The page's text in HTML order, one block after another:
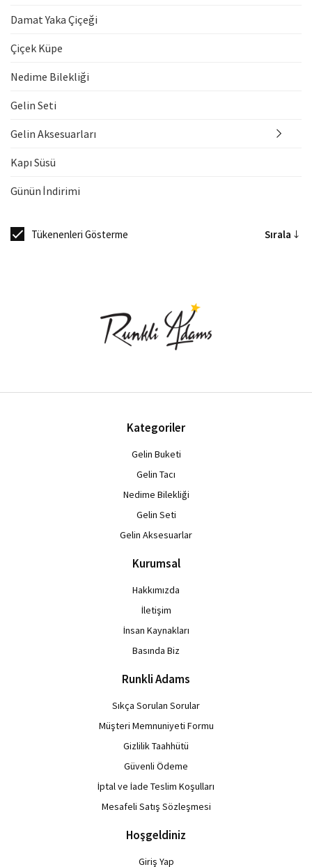
Damat Yaka Çiçeği
Çiçek Küpe
Nedime Bilekliği
Gelin Seti
Gelin Aksesuarları
Kapı Süsü
Günün İndirimi
Tükenenleri Gösterme Sırala
Kategoriler
Gelin Buketi
Gelin Tacı
Nedime Bilekliği
Gelin Seti
Gelin Aksesuarlar
Kurumsal
Hakkımızda
İletişim
İnsan Kaynakları
Basında Biz
Runkli Adams
Sıkça Sorulan Sorular
Müşteri Memnuniyeti Formu
Gizlilik Taahhütü
Güvenli Ödeme
İptal ve İade Teslim Koşulları
Mesafeli Satış Sözleşmesi
Hoşgeldiniz
Giriş Yap